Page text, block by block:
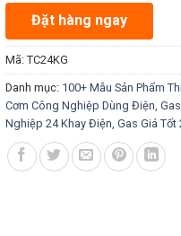
Đặt hàng ngay
Mã:TC24KG
Danh mục: 100+ Mẫu Sản Phẩm
Cơm Công Nghiệp Dùng Điện,
Nghiệp 24 Khay Điện, Gas Giá Tốt